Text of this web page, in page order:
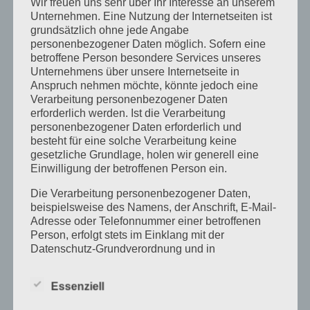
weiterempfehlen! DANKE!
Neueste Beiträge
Brigitte G.
Christoph
Hans G.
Barbara B.
Roswitha G.
Unternehmen. Eine Nutzung der Internetseiten ist
grundsätzlich ohne jede Angabe
personenbezogener Daten möglich. Sofern eine
betroffene Person besondere Services unseres
Unternehmens über unsere Internetseite in
Anspruch nehmen möchte, könnte jedoch eine
Verarbeitung personenbezogener Daten
erforderlich werden. Ist die Verarbeitung
personenbezogener Daten erforderlich und
besteht für eine solche Verarbeitung keine
gesetzliche Grundlage, holen wir generell eine
Einwilligung der betroffenen Person ein.
Die Verarbeitung personenbezogener Daten,
beispielsweise des Namens, der Anschrift, E-Mail-
Adresse oder Telefonnummer einer betroffenen
Person, erfolgt stets im Einklang mit der
Datenschutz-Grundverordnung und in
Mittels dieser Datenschutzerklärung möchte unser
Essenziell